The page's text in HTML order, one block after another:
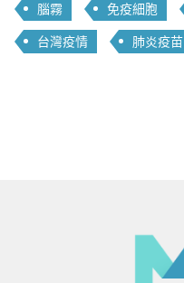
腦霧 免疫細胞
台灣疫情 肺炎疫苗